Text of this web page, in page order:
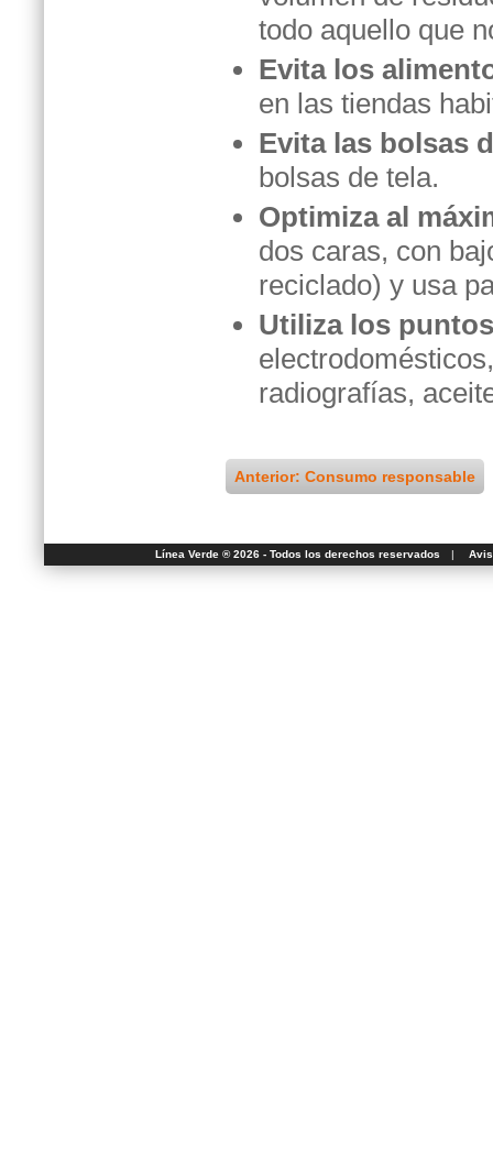
todo aquello que
Evita los
en las tiendas
Evita las bolsas
bolsas de tela.
Optimiza al
dos caras, con
reciclado) y usa
Utiliza los
radiografías,
Anterior: Consumo responsable
Línea Verde ® 2026 - Todos los derechos reservados |